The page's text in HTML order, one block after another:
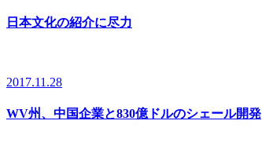
日本文化の紹介に尽力
2017.11.28
WV州、中国企業と830億ドルのシェール開発